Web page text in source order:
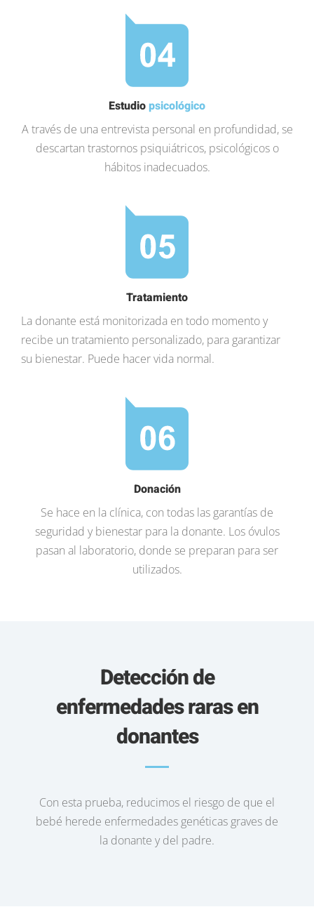
Estudiopsicológico
A través de una entrevista personal en profundidad, se
descartan trastornos psiquiátricos, psicológicos o
hábitos inadecuados.
Tratamiento
La donante está monitorizada en todo momento y
recibe un tratamiento personalizado, para garantizar
su bienestar. Puede hacer vida normal.
Donación
Se hace en la clínica, con todas las garantías de
seguridad y bienestar para la donante. Los óvulos
pasan al laboratorio, donde se preparan para ser
utilizados.
Detección de
enfermedades raras en
donantes
Con esta prueba, reducimos el riesgo de que el
bebé herede enfermedades genéticas graves de
la donante y del padre.